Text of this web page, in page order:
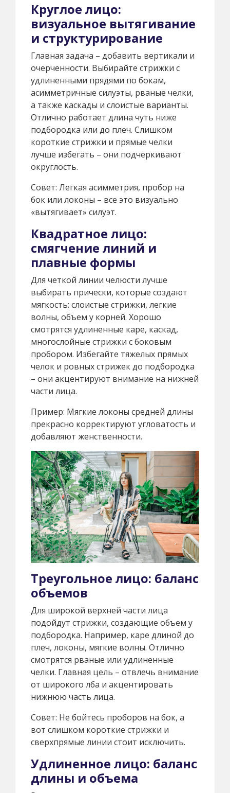
Круглое лицо:
визуальное вытягивание
и структурирование
Главная задача – добавить вертикали и
очерченности. Выбирайте стрижки с
удлиненными прядями по бокам,
асимметричные силуэты, рваные челки,
а также каскады и слоистые варианты.
Отлично работает длина чуть ниже
подбородка или до плеч. Слишком
короткие стрижки и прямые челки
лучше избегать – они подчеркивают
округлость.
Совет: Легкая асимметрия, пробор на
бок или локоны – все это визуально
«вытягивает» силуэт.
Квадратное лицо:
смягчение линий и
плавные формы
Для четкой линии челюсти лучше
выбирать прически, которые создают
мягкость: слоистые стрижки, легкие
волны, объем у корней. Хорошо
смотрятся удлиненные каре, каскад,
многослойные стрижки с боковым
пробором. Избегайте тяжелых прямых
челок и ровных стрижек до подбородка
– они акцентируют внимание на нижней
части лица.
Пример: Мягкие локоны средней длины
прекрасно корректируют угловатость и
добавляют женственности.
Треугольное лицо: баланс
объемов
Для широкой верхней части лица
подойдут стрижки, создающие объем у
подбородка. Например, каре длиной до
плеч, локоны, мягкие волны. Отлично
смотрятся рваные или удлиненные
челки. Главная цель – отвлечь внимание
от широкого лба и акцентировать
нижнюю часть лица.
Совет: Не бойтесь проборов на бок, а
вот слишком короткие стрижки и
сверхпрямые линии стоит исключить.
Удлиненное лицо: баланс
длины и объема